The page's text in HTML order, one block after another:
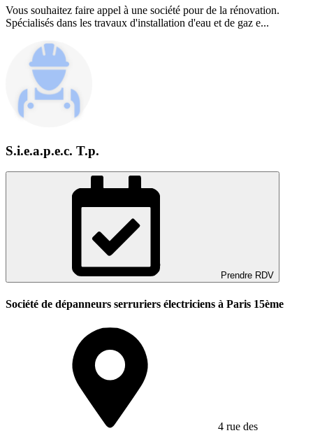
Vous souhaitez faire appel à une société pour de la rénovation.
Spécialisés dans les travaux d'installation d'eau et de gaz e...
S.i.e.a.p.e.c. T.p.
Prendre RDV
Société de dépanneurs serruriers électriciens à Paris 15ème
4 rue des